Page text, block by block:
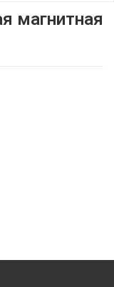
магнитная